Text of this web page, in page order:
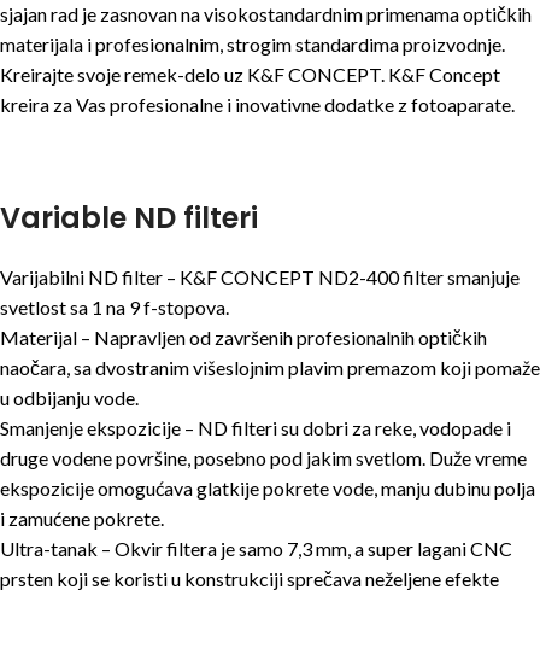
sjajan rad je zasnovan na visokostandardnim primenama optičkih
materijala i profesionalnim, strogim standardima proizvodnje.
Kreirajte svoje remek-delo uz K&F CONCEPT. K&F Concept
kreira za Vas profesionalne i inovativne dodatke z fotoaparate.
Variable ND filteri
Varijabilni ND filter – K&F CONCEPT ND2-400 filter smanjuje
svetlost sa 1 na 9 f-stopova.
Materijal – Napravljen od završenih profesionalnih optičkih
naočara, sa dvostranim višeslojnim plavim premazom koji pomaže
u odbijanju vode.
Smanjenje ekspozicije – ND filteri su dobri za reke, vodopade i
druge vodene površine, posebno pod jakim svetlom. Duže vreme
ekspozicije omogućava glatkije pokrete vode, manju dubinu polja
i zamućene pokrete.
Ultra-tanak – Okvir filtera je samo 7,3 mm, a super lagani CNC
prsten koji se koristi u konstrukciji sprečava neželjene efekte